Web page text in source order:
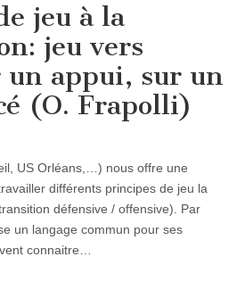
jeu à la
jeu vers
un appui, sur un
(O. Frapolli)
US Orléans,…) nous offre une
différents principes de jeu la
défensive / offensive). Par
un langage commun pour ses
connaitre…